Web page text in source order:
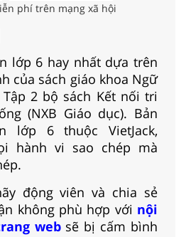
phí trên mạng xã hội
lớp 6 hay nhất dựa trên
của sách giáo khoa Ngữ
2 bộ sách Kết nối tri
(NXB Giáo dục). Bản
lớp 6 thuộc VietJack,
hành vi sao chép mà
động viên và chia sẻ
không phù hợp với nội
websẽ bị cấm bình